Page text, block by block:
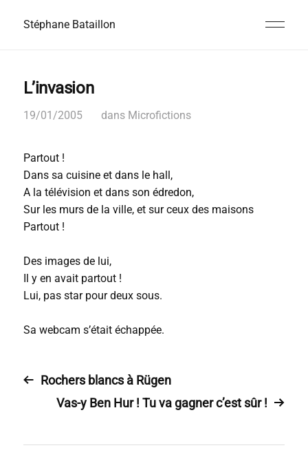
Stéphane Bataillon
L’invasion
19/01/2005 dans Microfictions
Partout !
Dans sa cuisine et dans le hall,
A la télévision et dans son édredon,
Sur les murs de la ville, et sur ceux des maisons
Partout !
Des images de lui,
Il y en avait partout !
Lui, pas star pour deux sous.
Sa webcam s’était échappée.
Rochers blancs à Rügen
Vas-y Ben Hur ! Tu va gagner c’est sûr !